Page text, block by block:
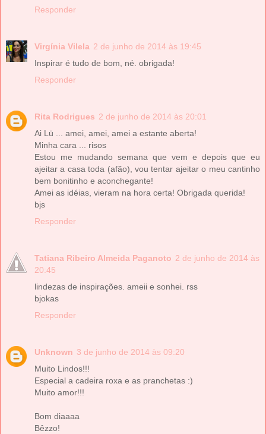
Responder
Virgínia Vilela 2 de junho de 2014 às 19:45
Inspirar é tudo de bom, né. obrigada!
Responder
Rita Rodrigues 2 de junho de 2014 às 20:01
Ai Lü ... amei, amei, amei a estante aberta!
Minha cara ... risos
Estou me mudando semana que vem e depois que eu
ajeitar a casa toda (afão), vou tentar ajeitar o meu cantinho
bem bonitinho e aconchegante!
Amei as idéias, vieram na hora certa! Obrigada querida!
bjs
Responder
Tatiana Ribeiro Almeida Paganoto 2 de junho de 2014 às
20:45
lindezas de inspirações. ameii e sonhei. rss
bjokas
Responder
Unknown 3 de junho de 2014 às 09:20
Muito Lindos!!!
Especial a cadeira roxa e as pranchetas :)
Muito amor!!!
Bom diaaaa
Bêzzo!